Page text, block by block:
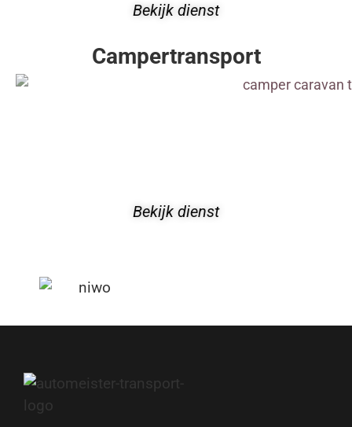
Bekijk dienst
Campertransport
Bekijk dienst